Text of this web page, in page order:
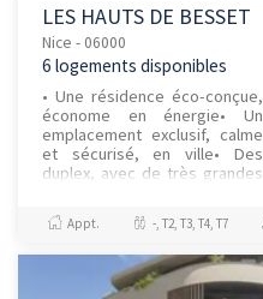
LES HAUTS DE BESSET
Nice - 06000
6 logements disponibles
• Une résidence éco-conçue,
économe en énergie• Un
emplacement exclusif, calme
et sécurisé, en ville• Des
duplex, avec de très grandes
Appt. -, T2, T3, T4, T7